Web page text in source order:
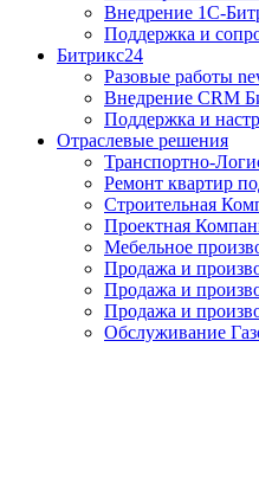
Внедрение 1C-
Поддержка и
Битрикс24
Разовые работы
Внедрение CRM
Поддержка и
Отраслевые решения
Транспортно-
Ремонт квартир
Строительная
Проектная
Мебельное
Продажа и
Продажа и
Продажа и
Обслуживание